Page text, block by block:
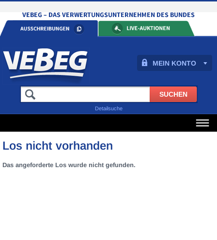
MEIN KONTO
Detailsuche
Los nicht vorhanden
Das angeforderte Los wurde nicht gefunden.